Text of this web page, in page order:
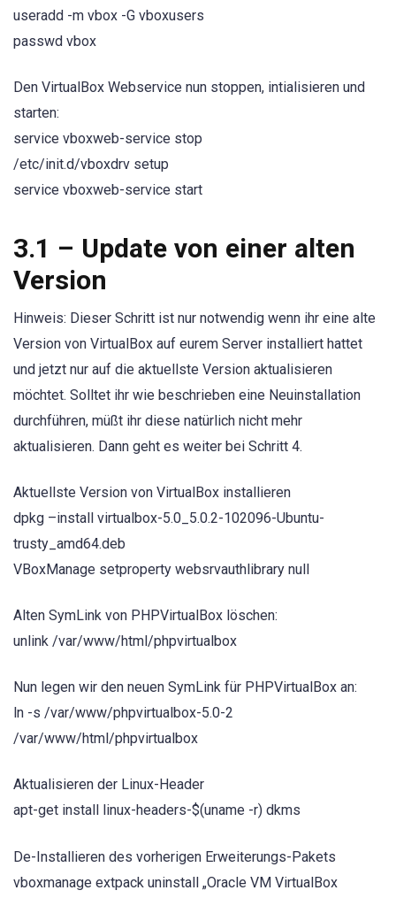
useradd -m vbox -G vboxusers
passwd vbox
Den VirtualBox Webservice nun stoppen, intialisieren und
starten:
service vboxweb-service stop
/etc/init.d/vboxdrv setup
service vboxweb-service start
3.1 – Update von einer alten
Version
Hinweis: Dieser Schritt ist nur notwendig wenn ihr eine alte
Version von VirtualBox auf eurem Server installiert hattet
und jetzt nur auf die aktuellste Version aktualisieren
möchtet. Solltet ihr wie beschrieben eine Neuinstallation
durchführen, müßt ihr diese natürlich nicht mehr
aktualisieren. Dann geht es weiter bei Schritt 4.
Aktuellste Version von VirtualBox installieren
dpkg –install virtualbox-5.0_5.0.2-102096-Ubuntu-
trusty_amd64.deb
VBoxManage setproperty websrvauthlibrary null
Alten SymLink von PHPVirtualBox löschen:
unlink /var/www/html/phpvirtualbox
Nun legen wir den neuen SymLink für PHPVirtualBox an:
ln -s /var/www/phpvirtualbox-5.0-2
/var/www/html/phpvirtualbox
Aktualisieren der Linux-Header
apt-get install linux-headers-$(uname -r) dkms
De-Installieren des vorherigen Erweiterungs-Pakets
vboxmanage extpack uninstall „Oracle VM VirtualBox